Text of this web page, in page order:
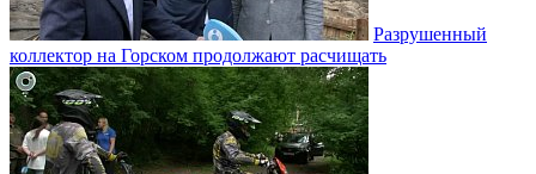
Разрушенный
коллектор на Горском продолжают расчищать